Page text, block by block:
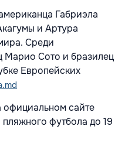
Габриэла
и Артура
Среди
Марио Сото и бразилец
Европейских
официальном сайте
футбола до 19